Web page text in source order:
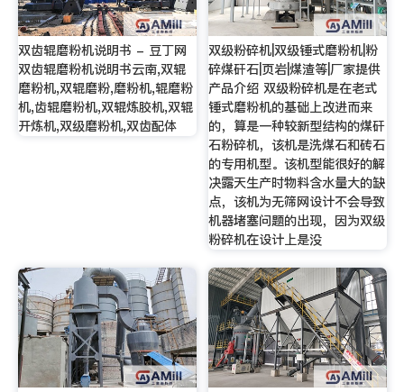
双齿辊磨粉机说明书 - 豆丁网
双齿辊磨粉机说明书云南,双辊
磨粉机,双辊磨粉,磨粉机,辊磨粉
机,齿辊磨粉机,双辊炼胶机,双辊
开炼机,双级磨粉机,双齿配体
双级粉碎机|双级锤式磨粉机|粉
碎煤矸石|页岩|煤渣等|厂家提供
产品介绍 双级粉碎机是在老式
锤式磨粉机的基础上改进而来
的，算是一种较新型结构的煤矸
石粉碎机，该机是洗煤石和砖石
的专用机型。该机型能很好的解
决露天生产时物料含水量大的缺
点，该机为无筛网设计不会导致
机器堵塞问题的出现，因为双级
粉碎机在设计上是没